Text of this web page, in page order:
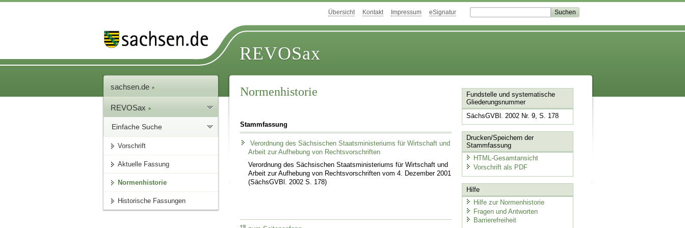
Übersicht Kontakt Impressum eSignatur
REVOSax
sachsen.de
REVOSax
Einfache Suche
Vorschrift
Aktuelle Fassung
Normenhistorie
Historische Fassungen
Normenhistorie
Stammfassung
Verordnung des Sächsischen Staatsministeriums für Wirtschaft und
Arbeit zur Aufhebung von Rechtsvorschriften
Verordnung des Sächsischen Staatsministeriums für Wirtschaft und
Arbeit zur Aufhebung von Rechtsvorschriften vom 4. Dezember 2001
(SächsGVBl. 2002 S. 178)
Fundstelle und systematische
Gliederungsnummer
SächsGVBl. 2002 Nr. 9, S. 178
Drucken/Speichern der
Stammfassung
HTML-Gesamtansicht
Vorschrift als PDF
Hilfe
Hilfe zur Normenhistorie
Fragen und Antworten
Barrierefreiheit